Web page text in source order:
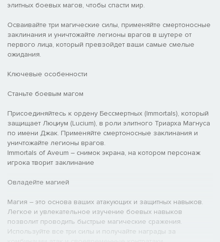
элитных боевых магов, чтобы спасти мир.‎
Осваивайте три магические силы, применяйте смертоносные
заклинания и уничтожайте легионы врагов в шутере от
первого лица, который превзойдет ваши самые смелые
ожидания.
Ключевые особенности
Станьте боевым магом
Присоединяйтесь к ордену Бессмертных (Immortals), который
защищает Люциум (Lucium), в роли элитного Триарха Магнуса
по имени Джак. Применяйте смертоносные заклинания и
уничтожайте легионы врагов.‎
Immortals of Aveum – снимок экрана, на котором персонаж
игрока творит заклинание
Овладейте магией
Магия – это основа ваших атакующих и защитных навыков.
Легкое и увлекательное изучение боевых навыков
позволит проводить быстрые магические сражения.
Используйте все три силы и получайте награды за